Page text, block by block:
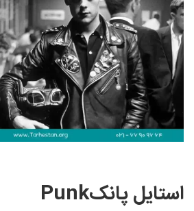
استایل پانکPunk